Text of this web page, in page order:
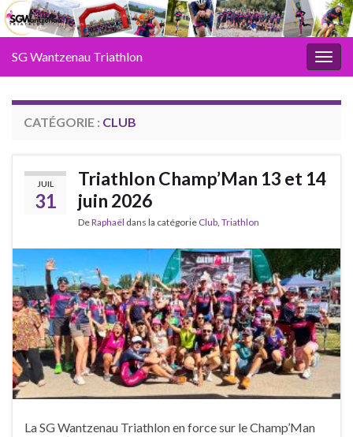
SG Wantzenau Triathlon
CATÉGORIE : CLUB
JUIL
31
Triathlon Champ’Man 13 et 14
juin 2026
DeRaphaël dans la catégorie Club Triathlon
La SG Wantzenau Triathlon en force sur le Champ’Man